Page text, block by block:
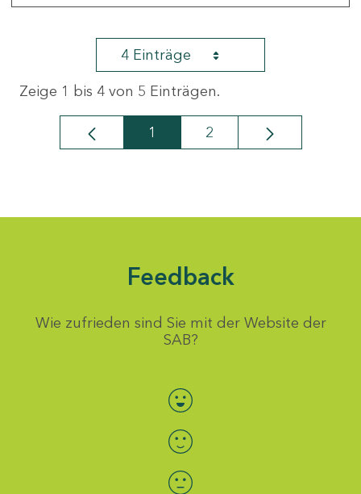
4 Einträge
Zeige 1 bis 4 von 5 Einträgen.
Seite
1 Seite
2
Feedback
Wie zufrieden sind Sie mit der Website der
SAB?
Bewertung auswählen